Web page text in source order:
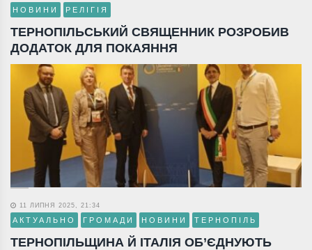
НОВИНИ РЕЛІГІЯ
ТЕРНОПІЛЬСЬКИЙ СВЯЩЕННИК РОЗРОБИВ
ДОДАТОК ДЛЯ ПОКАЯННЯ
11 ЛИПНЯ 2025, 21:34
АКТУАЛЬНО ГРОМАДИ НОВИНИ ТЕРНОПІЛЬ
ТЕРНОПІЛЬЩИНА Й ІТАЛІЯ ОБ’ЄДНУЮТЬ